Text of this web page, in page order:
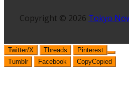
Copyright © 2026 Tokyo
Twitter/X Threads
Pinterest
Tumblr
Facebook CopyCopied